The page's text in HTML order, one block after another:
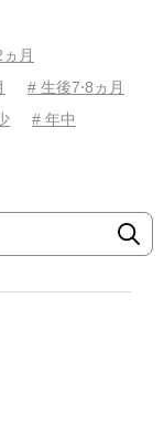
月
# 生後7⋅8ヵ月
# 年中